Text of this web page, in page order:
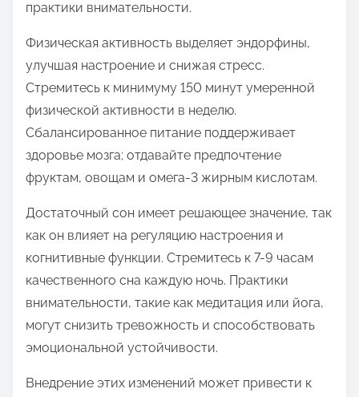
практики внимательности.
Физическая активность выделяет эндорфины,
улучшая настроение и снижая стресс.
Стремитесь к минимуму 150 минут умеренной
физической активности в неделю.
Сбалансированное питание поддерживает
здоровье мозга; отдавайте предпочтение
фруктам, овощам и омега-3 жирным кислотам.
Достаточный сон имеет решающее значение, так
как он влияет на регуляцию настроения и
когнитивные функции. Стремитесь к 7-9 часам
качественного сна каждую ночь. Практики
внимательности, такие как медитация или йога,
могут снизить тревожность и способствовать
эмоциональной устойчивости.
Внедрение этих изменений может привести к